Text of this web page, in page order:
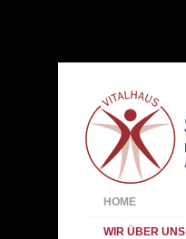
HOME
WIR ÜBER UNS